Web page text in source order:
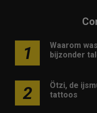
1
Waarom
bijzonder
2
Ötzi, de
tattoos